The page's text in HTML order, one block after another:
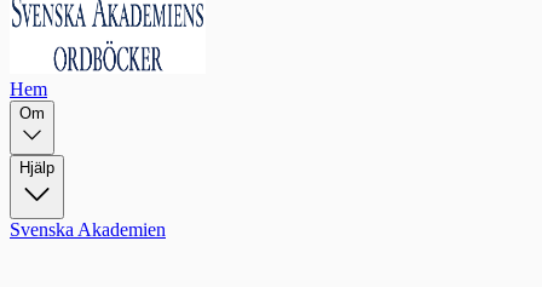
Hem
Om
Hjälp
Svenska Akademien